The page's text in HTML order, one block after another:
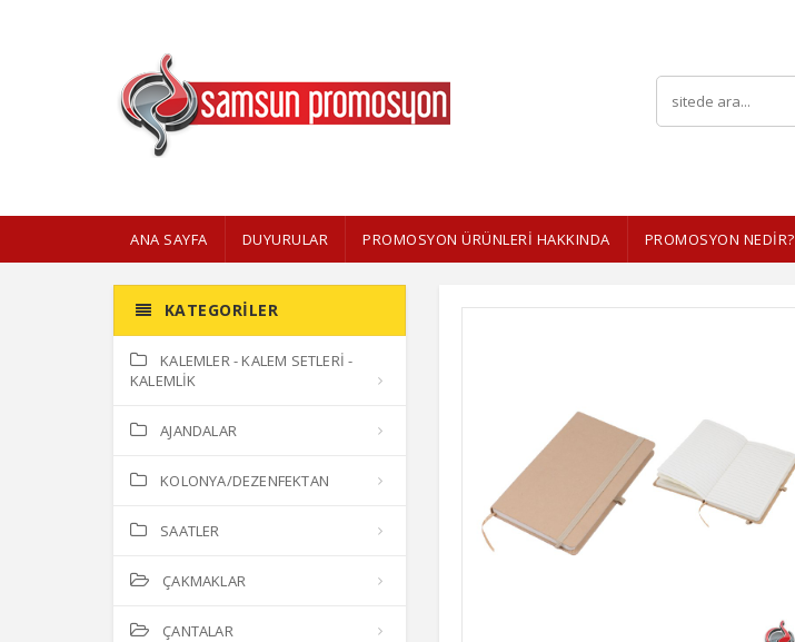
ANA SAYFA DUYURULAR PROMOSYON ÜRÜNLERI HAKKINDA PROMOSYON NEDİR?
KATEGORILER
KALEMLER - KALEM SETLERİ -
KALEMLİK
AJANDALAR
KOLONYA/DEZENFEKTAN
SAATLER
ÇAKMAKLAR
ÇANTALAR